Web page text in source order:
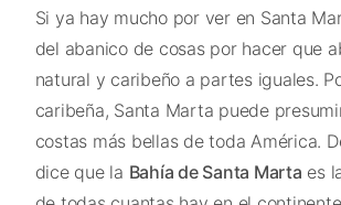
Si ya hay mucho por ver en Santa
del abanico de cosas por hacer que
natural y caribeño a partes iguales.
caribeña, Santa Marta puede
costas más bellas de toda América.
dice que la Bahía de Santa Marta es